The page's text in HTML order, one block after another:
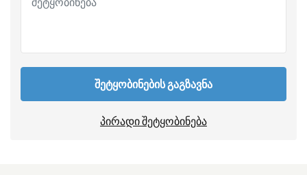
შეტყობინების გაგზავნა
პირადი შეტყობინება